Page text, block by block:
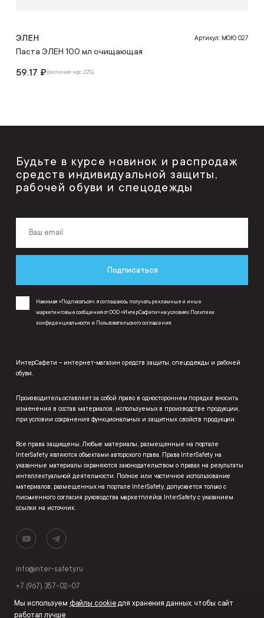
ЭЛЕН Артикул: МОЮ 027
Паста ЭЛЕН 100 мл очищающая
59.17 ₽(включая ндс 22%)
Будьте в курсе новинок и распродаж
средств индивидуальной защиты,
рабочей обуви и спецодежды
Подписаться
Нажимая «Подписаться», я соглашаюсь получать рекламные и иные
маркетинговые сообщения от ООО «ИнтерСафети» на условиях Политики
конфиденциальности и Пользовательского соглашения.
ИнтерСафети – интернет-магазин средств защиты, спецодежды и рабочей
обуви.
Производитель оставляет за собой право в одностороннем порядке вносить
изменения в состав материалов, используемых в производстве продукции,
при условии сохранения функциональных и защитных свойств продукции.
Все права защищены. Любые материалы, размещенные на портале
InterSafety являются объектами авторского права. Права InterSafety на
указанные материалы охраняются законодательством о правах на результаты
интеллектуальной деятельности. Полное или частичное использование
материалов, размещенных на портале InterSafety, допускается только с
письменного согласия руководства маркетплейса InterSafety с указанием
ссылки на источник.
info@inter-safety.ru
+7 (967) 357-02-07
Мы используем файлы cookieдля хранения данных, чтобы сайт
работал лучше